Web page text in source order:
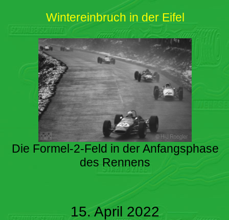
Wintereinbruch in der Eifel
Die Formel-2-Feld in der Anfangsphase
des Rennens
15. April 2022